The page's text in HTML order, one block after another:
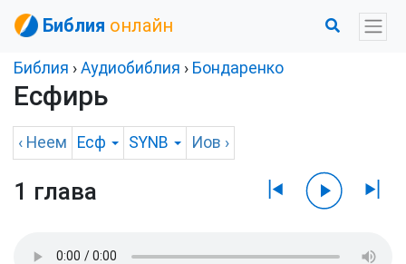
Библия онлайн
Библия › Аудиобиблия › Бондаренко
Есфирь
‹ Неем Есф SYNB Иов ›
1 глава